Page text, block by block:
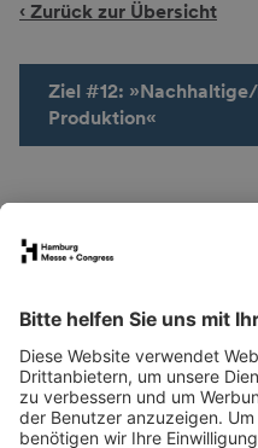
‹ Zurück zur Übersicht
Ziel #12:
Produktion«
Räume & Flächen
Anreise
Kontakt
Downloads